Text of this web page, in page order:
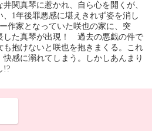
関真琴に惹かれ、自ら心を開くが、
1年後罪悪感に堪えきれず姿を消し
作家となっていた咲也の家に、突
した真琴が出現！ 過去の悪戯の件で
も抱けないと咲也を抱きまくる。これ
感に溺れてしまう。しかしあんまり
!?